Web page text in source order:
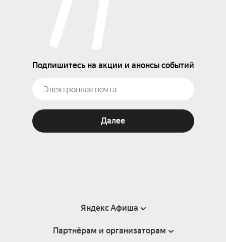
Подпишитесь на акции и анонсы событий
Далее
Яндекс Афиша
Справка
Партнёрам и организаторам